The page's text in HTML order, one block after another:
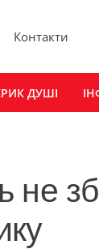
Контакти
ДУШІ
не